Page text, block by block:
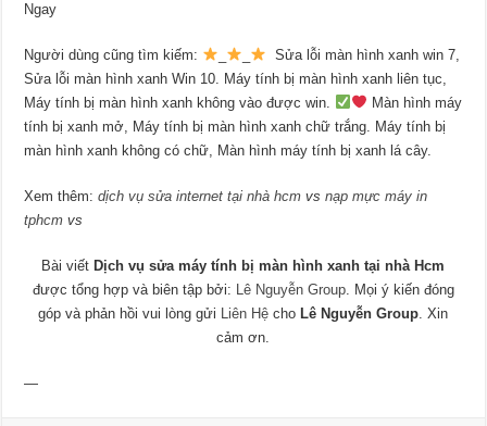
Ngay
Người dùng cũng tìm kiếm:
Sửa lỗi màn hình xanh win 7,
Sửa lỗi màn hình xanh Win 10. Máy tính bị màn hình xanh liên tục,
Máy tính bị màn hình xanh không vào được win.
Màn hình máy
tính bị xanh mở, Máy tính bị màn hình xanh chữ trắng. Máy tính bị
màn hình xanh không có chữ, Màn hình máy tính bị xanh lá cây.
Xem thêm:dịch vụ sửa internet tại nhà hcm vsnạp mực máy in
tphcm vs
Bài viết Dịch vụ sửa máy tính bị màn hình xanh tại nhà Hcm
được tổng hợp và biên tập bởi: Lê Nguyễn Group. Mọi ý kiến đóng
góp và phản hồi vui lòng gửi Liên Hệ cho Lê Nguyễn Group. Xin
cảm ơn.
—